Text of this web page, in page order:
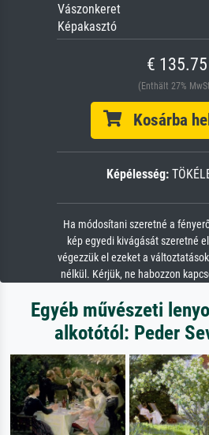
Vászonkeret
Képakasztó
€ 135.75
(Enthält 27%
Kosárba
Képélesség:
Ha módosítani szeretné a
kép egyedi kivágását szeretné
végezzük el ezeket a
nélkül. Kérjük, ne habozzon
Egyéb művészeti
alkotótól: Peder